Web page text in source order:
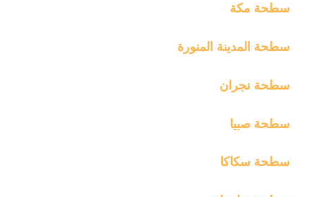
سطحة مكة
سطحة المدينة المنورة
سطحة نجران
سطحة صبيا
سطحة سكاكا